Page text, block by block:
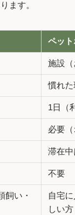
ます。
ペッ
施設（
慣れ
1日（
必要（
滞在中
不要
飼い・
自宅
しい方